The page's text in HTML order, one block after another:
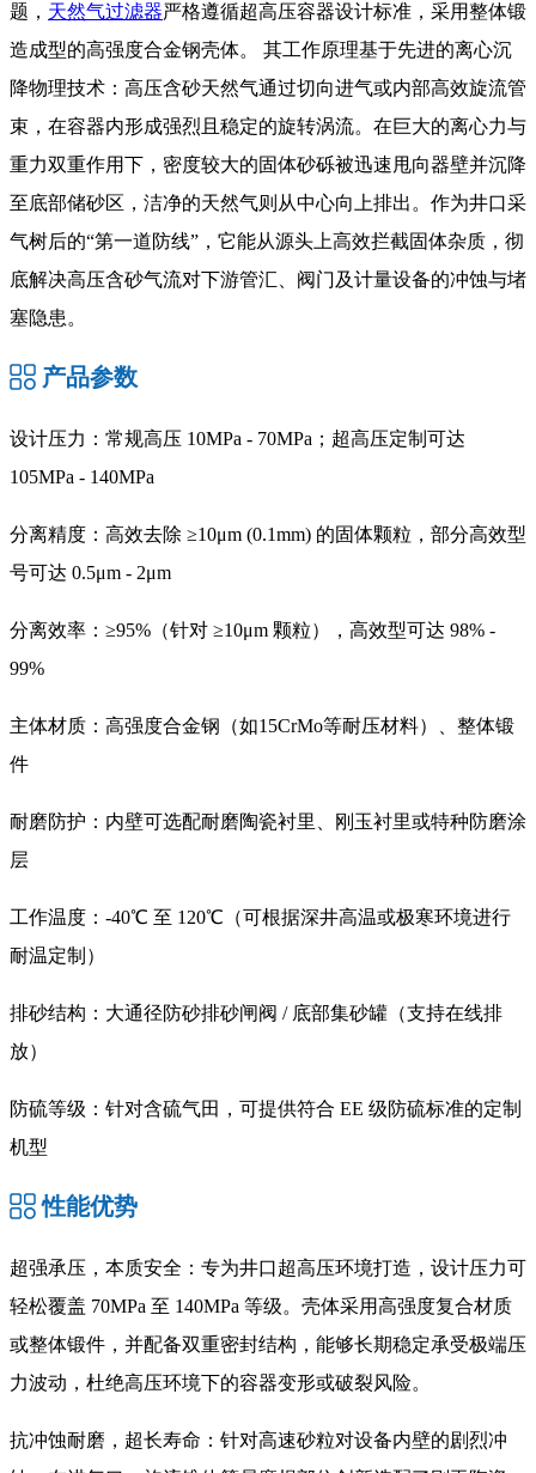
题， 天然气过滤器严格遵循超高压容器设计标准，采用整体锻
造成型的高强度合金钢壳体。 其工作原理基于先进的离心沉
降物理技术：高压含砂天然气通过切向进气或内部高效旋流管
束，在容器内形成强烈且稳定的旋转涡流。在巨大的离心力与
重力双重作用下，密度较大的固体砂砾被迅速甩向器壁并沉降
至底部储砂区，洁净的天然气则从中心向上排出。作为井口采
气树后的“第一道防线”，它能从源头上高效拦截固体杂质，彻
底解决高压含砂气流对下游管汇、阀门及计量设备的冲蚀与堵
塞隐患。
产品参数
设计压力：常规高压 10MPa - 70MPa；超高压定制可达
105MPa - 140MPa
分离精度：高效去除 ≥10μm (0.1mm) 的固体颗粒，部分高效型
号可达 0.5μm - 2μm
分离效率：≥95%（针对 ≥10μm 颗粒），高效型可达 98% -
99%
主体材质：高强度合金钢（如15CrMo等耐压材料）、整体锻
件
耐磨防护：内壁可选配耐磨陶瓷衬里、刚玉衬里或特种防磨涂
层
工作温度：-40℃ 至 120℃（可根据深井高温或极寒环境进行
耐温定制）
排砂结构：大通径防砂排砂闸阀 / 底部集砂罐（支持在线排
放）
防硫等级：针对含硫气田，可提供符合 EE 级防硫标准的定制
机型
性能优势
超强承压，本质安全 ：专为井口超高压环境打造，设计压力可
轻松覆盖 70MPa 至 140MPa 等级。壳体采用高强度复合材质
或整体锻件，并配备双重密封结构，能够长期稳定承受极端压
力波动，杜绝高压环境下的容器变形或破裂风险。
抗冲蚀耐磨，超长寿命 ：针对高速砂粒对设备内壁的剧烈冲